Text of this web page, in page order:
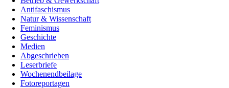
Antifaschismus
Natur & Wissenschaft
Feminismus
Geschichte
Medien
Abgeschrieben
Leserbriefe
Wochenendbeilage
Fotoreportagen